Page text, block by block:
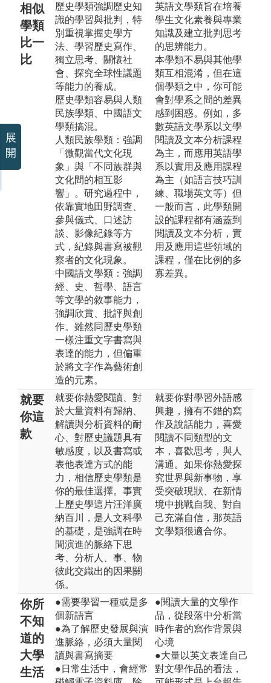
相似
學類
比一
比
歷史學類強調歷史知
識的學習與批判，特
別重視掌握史學方
法、學習歷史寫作、
獨立思考、關懷社
會、探究全球性議題
等能力的養成。
歷史學類容易與人類
民族學類、中國語文
學類搞混。
人類民族學類：強調
「微觀當代文化現
象」與「不同族群與
文化間的相互影
響」。研究過程中，
依靠實地田野調查、
參與儀式、口述訪
談、影像紀錄等方
式，紀錄與書寫被觀
察者的文化現象。
中國語文學類：強調
經、史、哲學、語言
等文學的敘事能力，
強調欣賞、批評與創
作。雖然同歷史學類
一樣注重文字書寫與
表達的能力，但偏重
於將文字作為藝術創
造的元素。
英語文學類旨在培養
學生文化素養與專業
知識及建立批判思考
的思辨能力。
本學類不易與其他學
類互相混淆，但在這
個學類之中，你可能
會對學系之間的差異
感到困惑。例如，多
數英語文學系以文學
閱讀及文本分析課程
為主，而應用英語學
系以實用及應用課程
為主（如語言技巧訓
練、職場英文等）但
一般而言，此學類開
設的課程都有涵蓋到
閱讀及文本分析，實
用及應用這些領域的
課程，僅在比例的多
寡差異。
就要
你這
款
就要你熱愛閱讀、對
於大量資料有歸納、
解讀與分析資料的耐
心、對歷史議題具有
敏感度，以及書寫或
表他表達方式的能
力，相信歷史學類是
你的最佳選擇。事實
上歷史學這片汪洋廣
納百川，是人文科學
的基礎，是強調在時
間演進的脈絡下思
考、分析人、事、物
彼此交織出的因果關
係。
就要你對學習外語感
興趣，擁有不錯的寫
作及說話能力，喜愛
閱讀不同類型的文
本，喜歡思考，與人
溝通。如果你熱愛探
究世界與新事物，享
受突破現狀、在新情
境中挑戰自我、對自
己充滿自信，那英語
文學類很適合你。
你所
不知
道的
大學
生活
●需要學習一種或是多
個新語言
●為了解歷史發展與演
進脈絡，必須大量閱
讀與書寫摘要
●日常生活中，會經常
●閱讀大量的文學作
品，從段落中分析當
時作者的寫作背景與
心境
●大量以英文表達自己
對文學作品的看法，
展
開